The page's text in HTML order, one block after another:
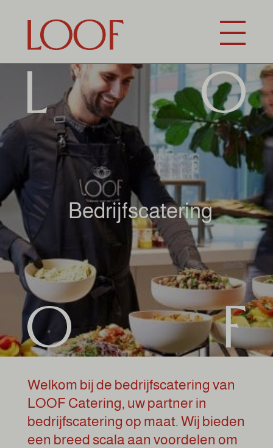
Bedrijfscatering
Welkom bij de bedrijfscatering van
LOOF Catering, uw partner in
bedrijfscatering op maat. Wij bieden
een breed scala aan voordelen om